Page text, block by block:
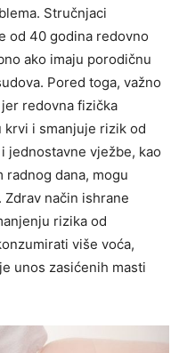
Stručnjaci
od 40 godina redovno
ako imaju porodičnu
Pored toga, važno
redovna fizička
i smanjuje rizik od
jednostavne vježbe, kao
dana, mogu
Zdrav način ishrane
rizika od
više voća,
unos zasićenih masti